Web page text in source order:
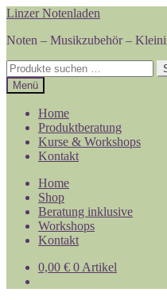
Zur
springen
Zum
springen
Linzer Notenladen
Noten – Musikzubehör –
Suchen
nach:
Menü
Home
Produktberatung
Kurse & Workshops
Kontakt
Home
Shop
Beratung inklusive
Workshops
Kontakt
0,00 € 0 Artikel